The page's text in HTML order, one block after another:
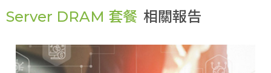
Server DRAM 套餐 相關報告